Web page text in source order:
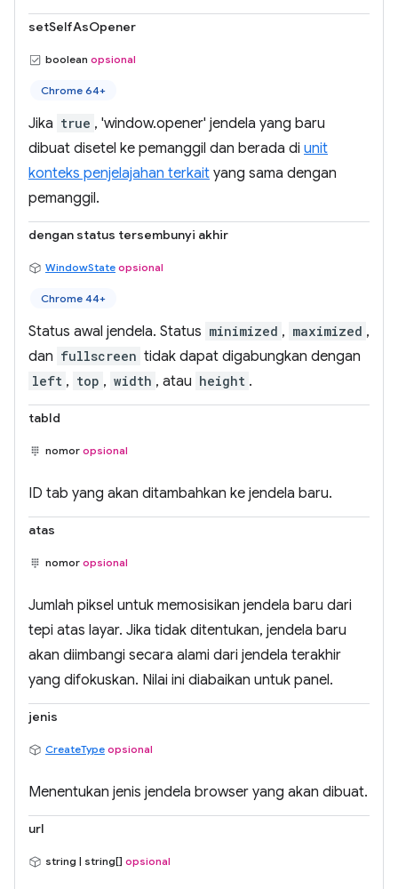
setSelfAsOpener
boolean opsional
Chrome 64+
Jika true , 'window.opener' jendela yang baru
dibuat disetel ke pemanggil dan berada di unit
konteks penjelajahan terkait yang sama dengan
pemanggil.
dengan status tersembunyi akhir
WindowState opsional
Chrome 44+
Status awal jendela. Status minimized , maximized ,
dan fullscreen tidak dapat digabungkan dengan
left , top , width , atau height .
tabId
nomor opsional
ID tab yang akan ditambahkan ke jendela baru.
atas
nomor opsional
Jumlah piksel untuk memosisikan jendela baru dari
tepi atas layar. Jika tidak ditentukan, jendela baru
akan diimbangi secara alami dari jendela terakhir
yang difokuskan. Nilai ini diabaikan untuk panel.
jenis
CreateType opsional
Menentukan jenis jendela browser yang akan dibuat.
url
string | string[] opsional